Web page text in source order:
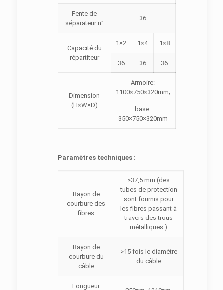
Fente de
séparateur n°
36
Capacité du
répartiteur
1×2 1×4 1×8
36 36 36
Dimension
(H×W×D)
Armoire:
1100×750×320mm;
base:
350×750×320mm
Paramètres techniques :
Rayon de
courbure des
fibres
>37,5 mm (des
tubes de protection
sont fournis pour
les fibres passant à
travers des trous
métalliques.)
Rayon de
courbure du
câble
>15 fois le diamètre
du câble
Longueur